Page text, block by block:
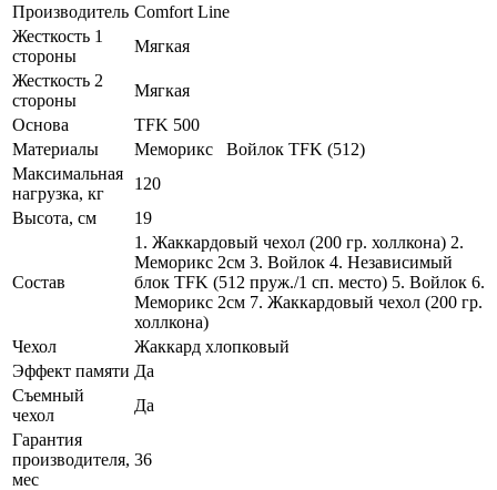
Производитель Comfort Line
Жесткость 1
стороны
Мягкая
Жесткость 2
стороны
Мягкая
Основа
TFK 500
Материалы
Меморикс Войлок TFK (512)
Максимальная
нагрузка, кг
120
Высота, см
19
Состав
1. Жаккардовый чехол (200 гр. холлкона) 2.
Меморикс 2см 3. Войлок 4. Независимый
блок TFK (512 пруж./1 сп. место) 5. Войлок 6.
Меморикс 2см 7. Жаккардовый чехол (200 гр.
холлкона)
Чехол
Жаккард хлопковый
Эффект памяти Да
Съемный
чехол
Да
Гарантия
производителя,
мес
36